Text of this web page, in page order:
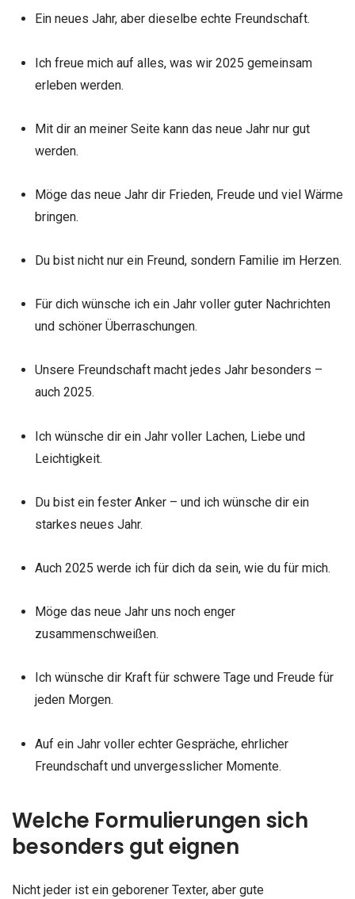
Ein neues Jahr, aber dieselbe echte Freundschaft.
Ich freue mich auf alles, was wir 2025 gemeinsam
erleben werden.
Mit dir an meiner Seite kann das neue Jahr nur gut
werden.
Möge das neue Jahr dir Frieden, Freude und viel Wärme
bringen.
Du bist nicht nur ein Freund, sondern Familie im Herzen.
Für dich wünsche ich ein Jahr voller guter Nachrichten
und schöner Überraschungen.
Unsere Freundschaft macht jedes Jahr besonders –
auch 2025.
Ich wünsche dir ein Jahr voller Lachen, Liebe und
Leichtigkeit.
Du bist ein fester Anker – und ich wünsche dir ein
starkes neues Jahr.
Auch 2025 werde ich für dich da sein, wie du für mich.
Möge das neue Jahr uns noch enger
zusammenschweißen.
Ich wünsche dir Kraft für schwere Tage und Freude für
jeden Morgen.
Auf ein Jahr voller echter Gespräche, ehrlicher
Freundschaft und unvergesslicher Momente.
Welche Formulierungen sich
besonders gut eignen
Nicht jeder ist ein geborener Texter, aber gute